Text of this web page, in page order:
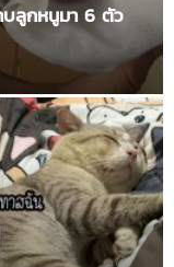
บลูกหนูมา 6 ตัว